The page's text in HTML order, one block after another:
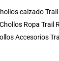
calzado
Chollos Ropa Trail
Accesorios